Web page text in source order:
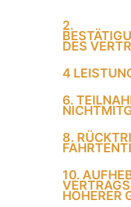
2.
DES
4
6.
8.
10.
HÖHERER